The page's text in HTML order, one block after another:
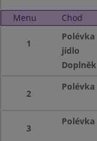
Menu Chod
1
Polévka
jídlo
Doplněk
2
Polévka
3
Polévka